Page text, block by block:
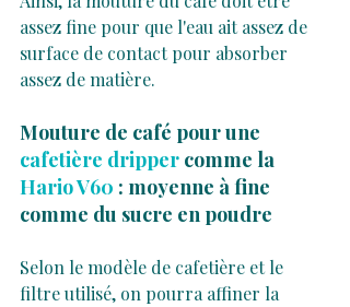
assez fine pour que l'eau ait assez de
surface de contact pour absorber
assez de matière.
Mouture de café pour une
cafetière dripper comme la
Hario V60 : moyenne à fine
comme du sucre en poudre
Selon le modèle de cafetière et le
filtre utilisé, on pourra affiner la